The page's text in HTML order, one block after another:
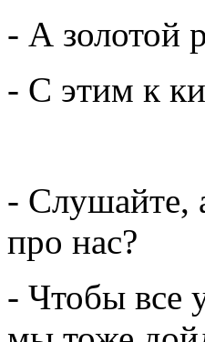
- А золотой
- С этим к
- Слушайте,
про нас?
- Чтобы все